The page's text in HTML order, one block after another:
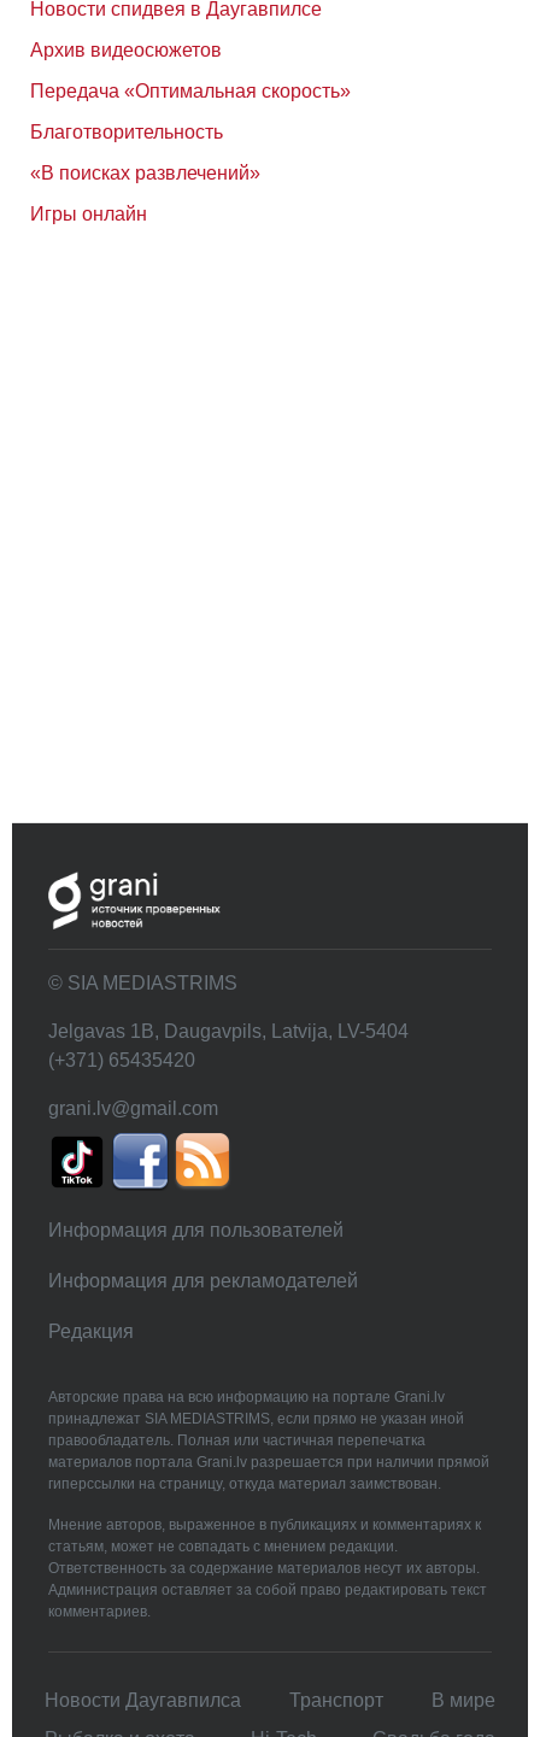
Новости спидвея в Даугавпилсе
Архив видеосюжетов
Передача «Оптимальная скорость»
Благотворительность
«В поисках развлечений»
Игры онлайн
© SIA MEDIASTRIMS
Jelgavas 1B, Daugavpils, Latvija, LV-5404
(+371) 65435420
grani.lv@gmail.com
Информация для пользователей
Информация для рекламодателей
Редакция
Авторские права на всю информацию на портале Grani.lv
принадлежат SIA MEDIASTRIMS, если прямо не указан иной
правообладатель. Полная или частичная перепечатка
материалов портала Grani.lv разрешается при наличии прямой
гиперссылки на страницу, откуда материал заимствован.
Мнение авторов, выраженное в публикациях и комментариях к
статьям, может не совпадать с мнением редакции.
Ответственность за содержание материалов несут их авторы.
Администрация оставляет за собой право редактировать текст
комментариев.
Новости Даугавпилса Транспорт
В мире